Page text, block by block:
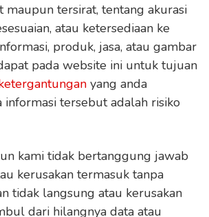
maupun tersirat, tentang akurasi
atau ketersediaan ke
produk, jasa, atau gambar
pada website ini untuk tujuan
yang anda
informasi tersebut adalah risiko
kami tidak bertanggung jawab
kerusakan termasuk tanpa
tidak langsung atau kerusakan
dari hilangnya data atau